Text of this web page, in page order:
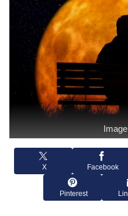
X Facebook
Pinterest